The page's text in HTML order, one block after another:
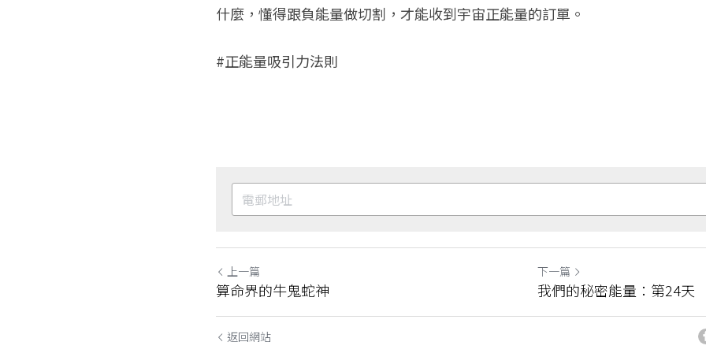
什麼，懂得跟負能量做切割，才能收到宇宙正能量的訂單。
#正能量吸引力法則
上一篇
算命界的牛鬼蛇神
下一篇
我們的秘密能量：第24天
返回網站